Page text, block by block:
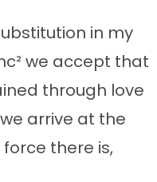
in my
we accept that
through love
arrive at the
there is,